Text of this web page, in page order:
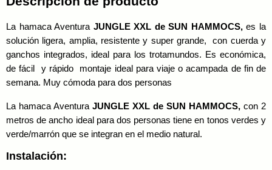
La hamaca Aventura JUNGLE XXL de SUN HAMMOCS,es la
solución ligera, amplia, resistente y super grande, con cuerda y
ganchos integrados, ideal para los trotamundos. Es económica,
de fácil y rápido montaje ideal para viaje o acampada de fin de
semana. Muy cómoda para dos personas
La hamaca Aventura JUNGLE XXL de SUN HAMMOCS, con 2
metros de ancho ideal para dos personas tiene en tonos verdes y
verde/marrón que se integran en el medio natural.
Instalación: